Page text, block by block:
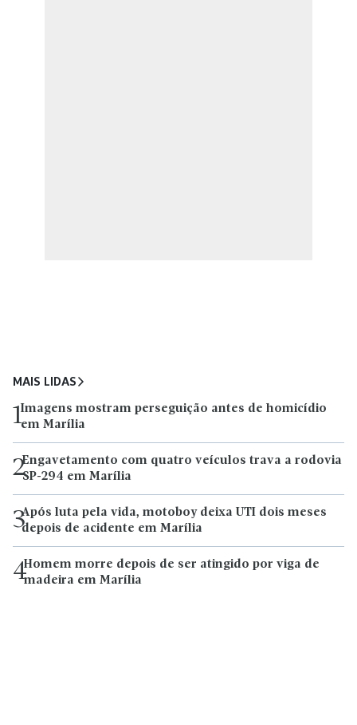
MAIS LIDAS
1Imagens mostram perseguição antes de homicídio
em Marília
2Engavetamento com quatro veículos trava a rodovia
SP-294 em Marília
3Após luta pela vida, motoboy deixa UTI dois meses
depois de acidente em Marília
4Homem morre depois de ser atingido por viga de
madeira em Marília